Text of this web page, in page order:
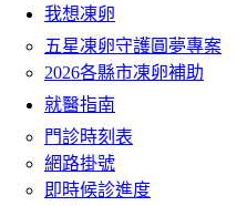
我想凍卵
五星凍卵守護圓夢專案
2026各縣市凍卵補助
就醫指南
門診時刻表
網路掛號
即時候診進度